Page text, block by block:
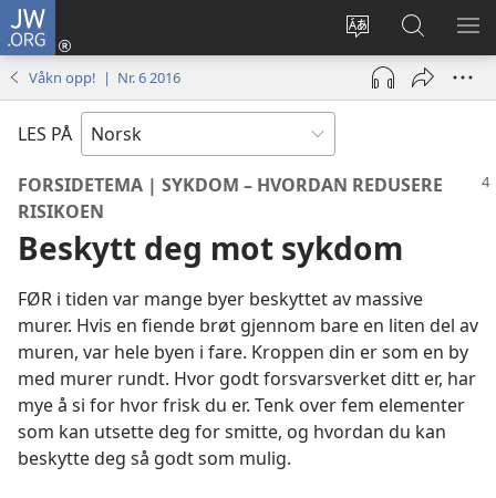
JW.ORG
Endre
språk
Logg
inn
(åpner
vindu)
Søk
på
JW.ORG
VIS
Våkn opp! | Nr. 6 2016
LES PÅ
FORSIDETEMA | SYKDOM – HVORDAN REDUSERE
RISIKOEN
Beskytt deg mot sykdom
FØR i tiden var mange byer beskyttet av massive
murer. Hvis en fiende brøt gjennom bare en liten del av
muren, var hele byen i fare. Kroppen din er som en by
med murer rundt. Hvor godt forsvarsverket ditt er, har
mye å si for hvor frisk du er. Tenk over fem elementer
som kan utsette deg for smitte, og hvordan du kan
beskytte deg så godt som mulig.